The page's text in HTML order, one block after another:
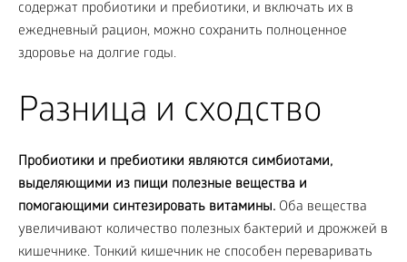
содержат пробиотики и пребиотики, и включать их в
ежедневный рацион, можно сохранить полноценное
здоровье на долгие годы.
Разница и сходство
Пробиотики и пребиотики являются симбиотами,
выделяющими из пищи полезные вещества и
помогающими синтезировать витамины. Оба вещества
увеличивают количество полезных бактерий и дрожжей в
кишечнике. Тонкий кишечник не способен переваривать